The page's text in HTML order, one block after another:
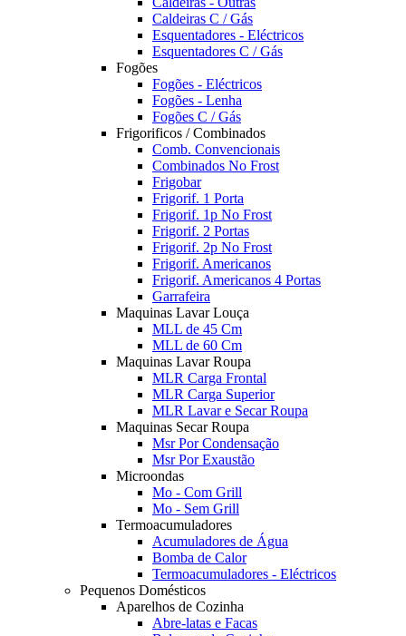
Caldeiras C / Gás
Esquentadores - Eléctricos
Esquentadores C / Gás
Fogões
Fogões - Eléctricos
Fogões - Lenha
Fogões C / Gás
Frigorificos / Combinados
Comb. Convencionais
Combinados No Frost
Frigobar
Frigorif. 1 Porta
Frigorif. 1p No Frost
Frigorif. 2 Portas
Frigorif. 2p No Frost
Frigorif. Americanos
Frigorif. Americanos 4 Portas
Garrafeira
Maquinas Lavar Louça
MLL de 45 Cm
MLL de 60 Cm
Maquinas Lavar Roupa
MLR Carga Frontal
MLR Carga Superior
MLR Lavar e Secar Roupa
Maquinas Secar Roupa
Msr Por Condensação
Msr Por Exaustão
Microondas
Mo - Com Grill
Mo - Sem Grill
Termoacumuladores
Acumuladores de Água
Bomba de Calor
Termoacumuladores - Eléctricos
Pequenos Domésticos
Aparelhos de Cozinha
Abre-latas e Facas